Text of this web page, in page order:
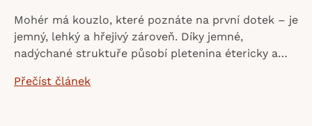
n
k
Mohér má kouzlo, které poznáte na první dotek – je
jemný, lehký a hřejivý zároveň. Díky jemné,
nadýchané struktuře působí pletenina étericky a
sp...
Přečíst článek